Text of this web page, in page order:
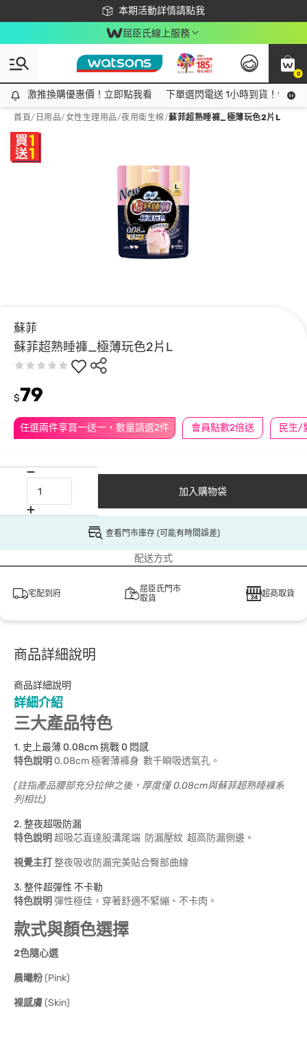
本期活動詳情請點我
下載app最高回饋$350
屈臣氏線上服務
0
激推換購優惠價！立即點我看
激推換購優惠價！立即點我看 下單選閃電送 1小時到貨！領神
首頁/ 日用品/女性生理用品/夜用衛生棉/蘇菲超熟睡褲_極薄玩色2片L
蘇菲
蘇菲超熟睡褲_極薄玩色2片L
任選兩件享買一送一，數量請選2件 會員點數2倍送
$79
加入購物袋
查看門市庫存 (可能有時間誤差)
配送方式
宅配到府
屈臣氏門市
取貨
超商取貨
商品詳細說明
商品詳細說明
詳細介紹
三大產品特色
1. 史上最薄 0.08cm 挑戰 0 悶感
特色說明 0.08cm 極奢薄褲身 數千瞬吸透氣孔。
(註指產品腰部充分拉伸之後，厚度僅 0.08cm與蘇菲超熟睡褲系
列相比)
2. 整夜超吸防漏
特色說明 超吸芯直達股溝尾端 防漏壓紋 超高防漏側邊。
視覺主打整夜吸收防漏完美貼合臀部曲線
3. 整件超彈性 不卡勒
特色說明 彈性極佳，穿著舒適不緊繃、不卡肉。
款式與顏色選擇
2色隨心選
晨曦粉(Pink)
裸感膚(Skin)